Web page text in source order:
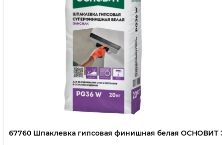
67760 Шпаклевка гипсовая финишная белая ОСНОВИТ